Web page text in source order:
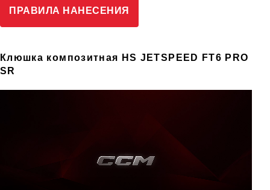
ПРАВИЛА НАНЕСЕНИЯ
Клюшка композитная HS JETSPEED FT6 PRO
SR